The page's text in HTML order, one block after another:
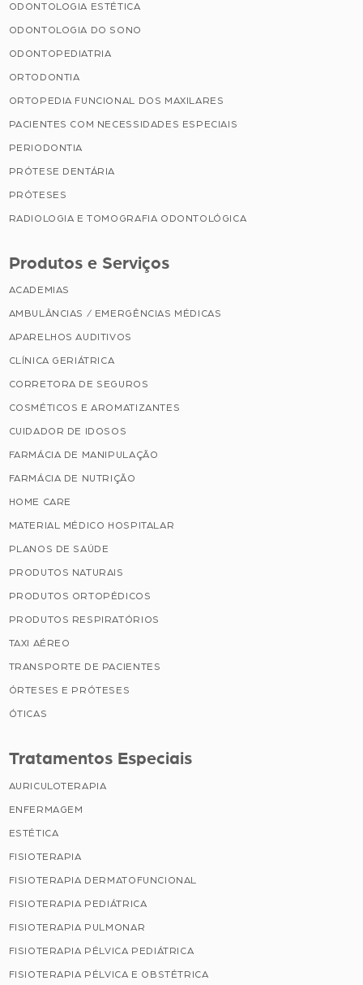
ODONTOLOGIA ESTÉTICA
ODONTOLOGIA DO SONO
ODONTOPEDIATRIA
ORTODONTIA
ORTOPEDIA FUNCIONAL DOS MAXILARES
PACIENTES COM NECESSIDADES ESPECIAIS
PERIODONTIA
PRÓTESE DENTÁRIA
PRÓTESES
RADIOLOGIA E TOMOGRAFIA ODONTOLÓGICA
Produtos e Serviços
ACADEMIAS
AMBULÂNCIAS / EMERGÊNCIAS MÉDICAS
APARELHOS AUDITIVOS
CLÍNICA GERIÁTRICA
CORRETORA DE SEGUROS
COSMÉTICOS E AROMATIZANTES
CUIDADOR DE IDOSOS
FARMÁCIA DE MANIPULAÇÃO
FARMÁCIA DE NUTRIÇÃO
HOME CARE
MATERIAL MÉDICO HOSPITALAR
PLANOS DE SAÚDE
PRODUTOS NATURAIS
PRODUTOS ORTOPÉDICOS
PRODUTOS RESPIRATÓRIOS
TAXI AÉREO
TRANSPORTE DE PACIENTES
ÓRTESES E PRÓTESES
ÓTICAS
Tratamentos Especiais
AURICULOTERAPIA
ENFERMAGEM
ESTÉTICA
FISIOTERAPIA
FISIOTERAPIA DERMATOFUNCIONAL
FISIOTERAPIA PEDIÁTRICA
FISIOTERAPIA PULMONAR
FISIOTERAPIA PÉLVICA PEDIÁTRICA
FISIOTERAPIA PÉLVICA E OBSTÉTRICA